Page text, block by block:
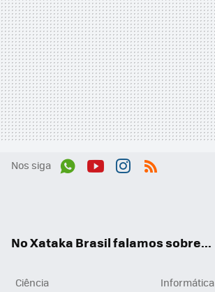
Nos siga
No Xataka Brasil falamos sobre...
Ciência
Informática